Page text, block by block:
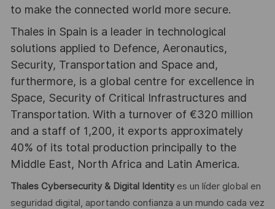
to make the connected world more secure.
Thales in Spain is a leader in technological
solutions applied to Defence, Aeronautics,
Security, Transportation and Space and,
furthermore, is a global centre for excellence in
Space, Security of Critical Infrastructures and
Transportation. With a turnover of €320 million
and a staff of 1,200, it exports approximately
40% of its total production principally to the
Middle East, North Africa and Latin America.
Thales Cybersecurity & Digital Identity es un líder global en
seguridad digital, aportando confianza a un mundo cada vez